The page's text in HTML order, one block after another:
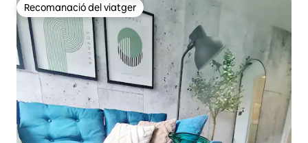
Recomanació del viatger
Recomanació del viatger